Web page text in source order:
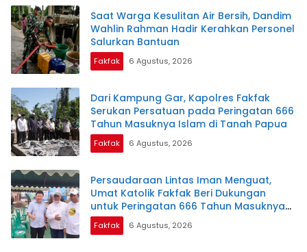
Saat Warga Kesulitan Air Bersih, Dandim
Wahlin Rahman Hadir Kerahkan Personel
Salurkan Bantuan
Fakfak 6 Agustus, 2026
Dari Kampung Gar, Kapolres Fakfak
Serukan Persatuan pada Peringatan 666
Tahun Masuknya Islam di Tanah Papua
Fakfak 6 Agustus, 2026
Persaudaraan Lintas Iman Menguat,
Umat Katolik Fakfak Beri Dukungan
untuk Peringatan 666 Tahun Masuknya
Islam di Tanah Papua
Fakfak 6 Agustus, 2026